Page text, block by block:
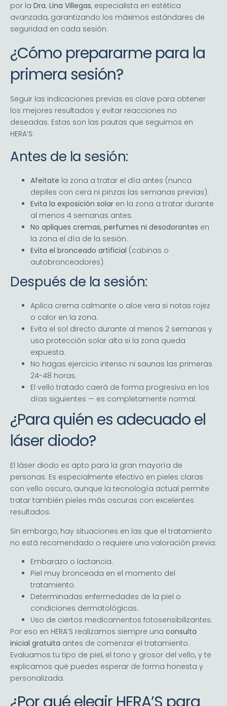
por la Dra. Lina Villegas, especialista en estética
avanzada, garantizando los máximos estándares de
seguridad en cada sesión.
¿Cómo prepararme para la
primera sesión?
Seguir las indicaciones previas es clave para obtener
los mejores resultados y evitar reacciones no
deseadas. Estas son las pautas que seguimos en
HERA’S:
Antes de la sesión:
Afeitate la zona a tratar el día antes (nunca
depiles con cera ni pinzas las semanas previas).
Evita la exposición solar en la zona a tratar durante
al menos 4 semanas antes.
No apliques cremas, perfumes ni desodorantes en
la zona el día de la sesión.
Evita el bronceado artificial (cabinas o
autobronceadores).
Después de la sesión:
Aplica crema calmante o aloe vera si notas rojez
o calor en la zona.
Evita el sol directo durante al menos 2 semanas y
usa protección solar alta si la zona queda
expuesta.
No hagas ejercicio intenso ni saunas las primeras
24-48 horas.
El vello tratado caerá de forma progresiva en los
días siguientes — es completamente normal.
¿Para quién es adecuado el
láser diodo?
El láser diodo es apto para la gran mayoría de
personas. Es especialmente efectivo en pieles claras
con vello oscuro, aunque la tecnología actual permite
tratar también pieles más oscuras con excelentes
resultados.
Sin embargo, hay situaciones en las que el tratamiento
no está recomendado o requiere una valoración previa:
Embarazo o lactancia.
Piel muy bronceada en el momento del
tratamiento.
Determinadas enfermedades de la piel o
condiciones dermatológicas.
Uso de ciertos medicamentos fotosensibilizantes.
Por eso en HERA’S realizamos siempre una consulta
inicial gratuita antes de comenzar el tratamiento.
Evaluamos tu tipo de piel, el tono y grosor del vello, y te
explicamos qué puedes esperar de forma honesta y
personalizada.